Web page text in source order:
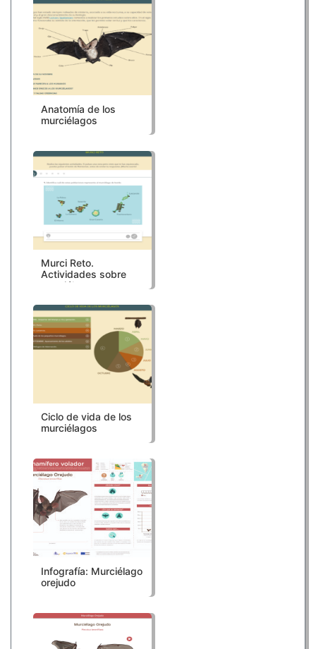
Anatomía de los
murciélagos
Murci Reto.
Actividades sobre
murciélagos en
Ciclo de vida de los
murciélagos
Infografía: Murciélago
orejudo